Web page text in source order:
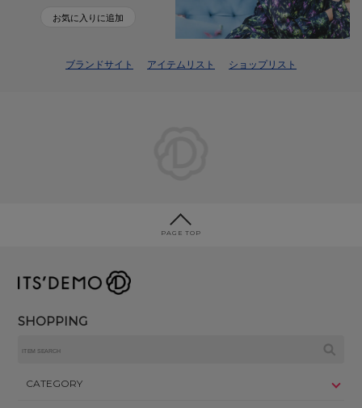
お気に入りに追加
ブランドサイト アイテムリスト ショップリスト
PAGE TOP
SHOPPING
CATEGORY